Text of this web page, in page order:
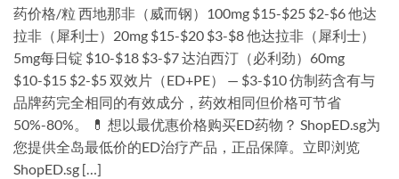
药价格/粒 西地那非（威而钢）100mg $15-$25 $2-$6 他达
拉非（犀利士）20mg $15-$20 $3-$8 他达拉非（犀利士）
5mg每日锭 $10-$18 $3-$7 达泊西汀（必利劲）60mg
$10-$15 $2-$5 双效片（ED+PE） — $3-$10 仿制药含有与
品牌药完全相同的有效成分，药效相同但价格可节省
50%-80%。 💊 想以最优惠价格购买ED药物？ ShopED.sg为
您提供全岛最低价的ED治疗产品，正品保障。立即浏览
ShopED.sg […]